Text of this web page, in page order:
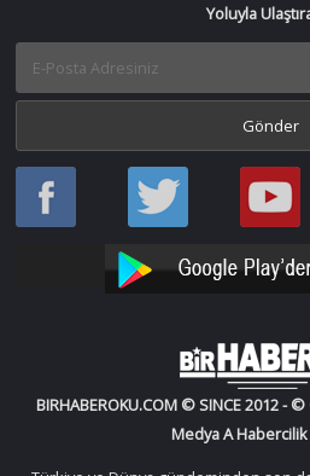
Yoluyla
Haber
Oku
Haber
Oku
Bir
Haber
YouTube
BIRHABEROKU.COM © SINCE 2012 -
Medya A Habercilik